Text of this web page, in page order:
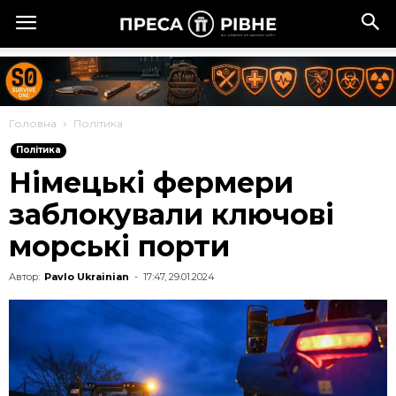
Головна Політика
Політика
Німецькі фермери
заблокували ключові
морські порти
Автор: Pavlo Ukrainian - 17:47, 29.01.2024